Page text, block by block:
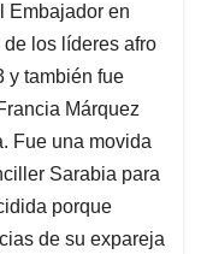
Embajador en
los líderes afro
y también fue
Márquez
Fue una movida
Sarabia para
porque
de su expareja